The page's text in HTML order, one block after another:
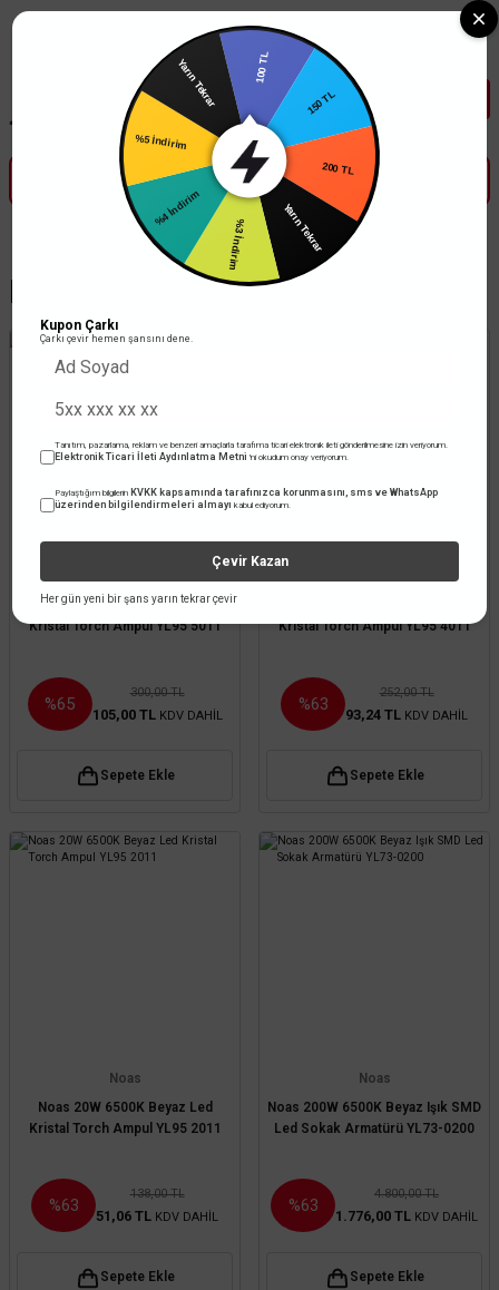
Tüm Banka Kartlarına Vade Farksız 3-5 Taksit Fırsatı Mailorder ile
Led Aydınlatma
Noas 50W 6500K Beyaz Led
Kristal Torch Ampul YL95 5011
%65
300,00 TL
105,00 TL KDV DAHİL
Sepete Ekle
Kristal Torch Ampul YL95 4011
%63
252,00 TL
93,24 TL KDV DAHİL
Sepete Ekle
Noas
Noas 20W 6500K Beyaz Led
Kristal Torch Ampul YL95 2011
%63
138,00 TL
51,06 TL KDV DAHİL
Sepete Ekle
Noas
Noas 200W 6500K Beyaz Işık SMD
Led Sokak Armatürü YL73-0200
%63
4.800,00 TL
1.776,00 TL KDV DAHİL
Sepete Ekle
150 TL
Yarın Tekrar
%4 İndirim
Yarın Tekrar
Kupon Çarkı
Çarkı çevir hemen şansını dene.
Tanıtım, pazarlama, reklam ve benzeri amaçlarla tarafıma ticari elektronik ileti gönderilmesine izin veriyorum.
Elektronik Ticari İleti Aydınlatma Metni 'ni okudum onay veriyorum.
Paylaştığım bilgilerin KVKK kapsamında tarafınızca korunmasını, sms ve WhatsApp
üzerinden bilgilendirmeleri almayı kabul ediyorum.
Çevir Kazan
Her gün yeni bir şans yarın tekrar çevir